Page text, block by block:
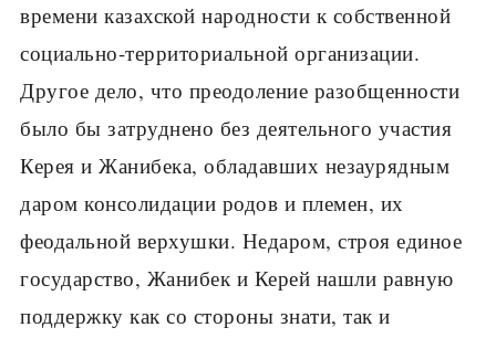
времени казахской народности к собственной
социально-территориальной организации.
Другое дело, что преодоление разобщенности
было бы затруднено без деятельного участия
Керея и Жанибека, обладавших незаурядным
даром консолидации родов и племен, их
феодальной верхушки. Недаром, строя единое
государство, Жанибек и Керей нашли равную
поддержку как со стороны знати, так и